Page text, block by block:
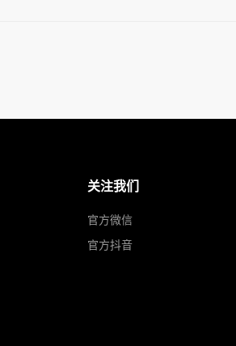
关注我们
官方微信
官方抖音